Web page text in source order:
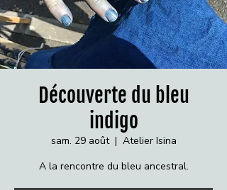
Découverte du bleu
indigo
sam. 29 août
  |
Atelier Isina
A la rencontre du bleu ancestral.